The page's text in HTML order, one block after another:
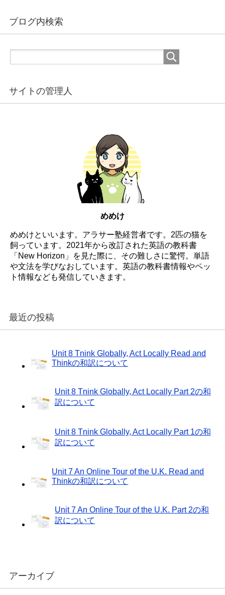
ブログ内検索
サイトの管理人
めめけ
めめけといいます。アラサー塾経営者です。2匹の猫を
飼っています。2021年から改訂された英語の教科書
「New Horizon」を見た際に、その難しさに驚愕。単語
や文法を学びなおしています。英語の教科書情報やペッ
ト情報なども発信していきます。
最近の投稿
Unit 8 Tnink Globally, Act Locally Read and
Thinkの和訳について
Unit 8 Tnink Globally, Act Locally Part 2の和
訳について
Unit 8 Tnink Globally, Act Locally Part 1の和
訳について
Unit 7 An Online Tour of the U.K. Read and
Thinkの和訳について
Unit 7 An Online Tour of the U.K. Part 2の和
訳について
アーカイブ